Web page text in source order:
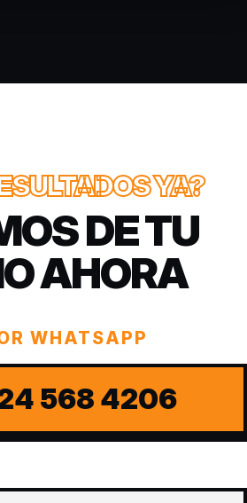
YA?
DE TU
AHORA
WHATSAPP
568 4206